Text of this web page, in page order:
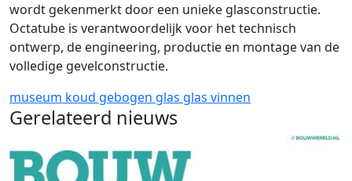
wordt gekenmerkt door een unieke glasconstructie.
Octatube is verantwoordelijk voor het technisch
ontwerp, de engineering, productie en montage van de
volledige gevelconstructie.
museum koud gebogen glas glas vinnen
Gerelateerd nieuws